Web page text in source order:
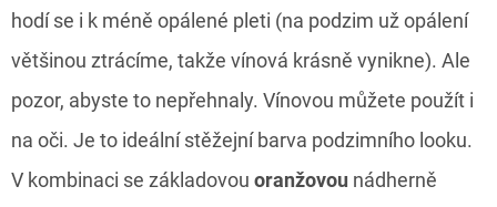
hodí se i k méně opálené pleti (na podzim už opálení
většinou ztrácíme, takže vínová krásně vynikne). Ale
pozor, abyste to nepřehnaly. Vínovou můžete použít i
na oči. Je to ideální stěžejní barva podzimního looku.
V kombinaci se základovou oranžovou nádherně